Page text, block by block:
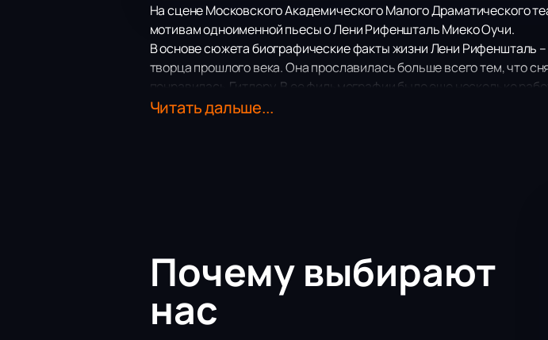
На сцене Московского Академического Малого Драматического
мотивам одноименной пьесы о Лени Рифеншталь Миеко Оучи.
В основе сюжета биографические факты жизни Лени Рифеншталь
творца прошлого века. Она прославилась больше всего тем, что
понравилась Гитлеру. В ее фильмографии было еще несколько
режима и денацификации она так и не признала своей неправоты и
юной полной надежд и стремлений девушки до глубокой старухи,
Читать дальше...
Почему выбирают
нас